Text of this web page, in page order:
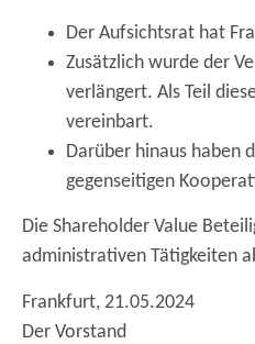
Der Aufsichtsrat hat
Zusätzlich wurde der
verlängert. Als Teil
vereinbart.
Darüber hinaus haben
gegenseitigen
Die Shareholder Value
administrativen Tätigkeiten
Frankfurt, 21.05.2024
Der Vorstand